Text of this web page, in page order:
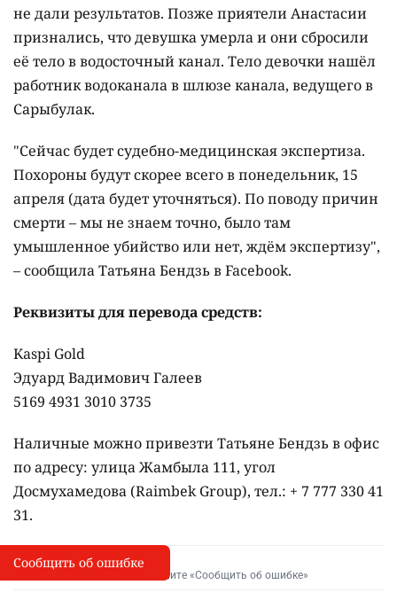
не дали результатов. Позже приятели Анастасии
признались, что девушка умерла и они сбросили
её тело в водосточный канал. Тело девочки нашёл
работник водоканала в шлюзе канала, ведущего в
Сарыбулак.
"Сейчас будет судебно-медицинская экспертиза.
Похороны будут скорее всего в понедельник, 15
апреля (дата будет уточняться). По поводу причин
смерти – мы не знаем точно, было там
умышленное убийство или нет, ждём экспертизу",
– сообщила Татьяна Бендзь в Facebook.
Реквизиты для перевода средств:
Kaspi Gold
Эдуард Вадимович Галеев
5169 4931 3010 3735
Наличные можно привезти Татьяне Бендзь в офис
по адресу: улица Жамбыла 111, угол
Досмухамедова (Raimbek Group), тел.: + 7 777 330 41
31.
I
Сообщить об опечатке
Выделите фрагмент и нажмите «Сообщить об ошибке»
Сообщить об ошибке